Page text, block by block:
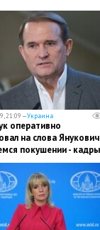
21:09 —Украина
оперативно
на слова
покушении - кадры